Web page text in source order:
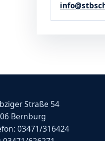
Straße 54
Bernburg
03471/316424